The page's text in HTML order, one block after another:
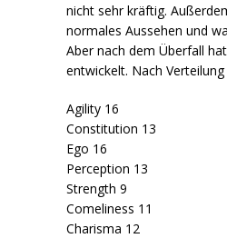
nicht sehr kräftig.
normales Aussehen und
Aber nach dem Überfall
entwickelt. Nach
Agility 16
Constitution 13
Ego 16
Perception 13
Strength 9
Comeliness 11
Charisma 12